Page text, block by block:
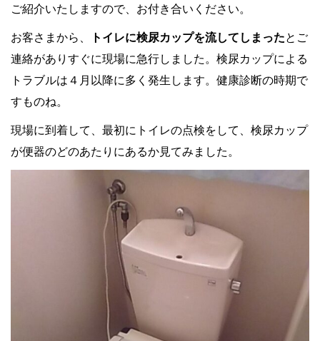
ご紹介いたしますので、お付き合いください。
お客さまから、 トイレに検尿カップを流してしまったとご
連絡がありすぐに現場に急行しました。検尿カップによる
トラブルは４月以降に多く発生します。健康診断の時期で
すものね。
現場に到着して、最初にトイレの点検をして、検尿カップ
が便器のどのあたりにあるか見てみました。